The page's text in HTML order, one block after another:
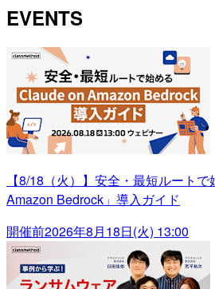
EVENTS
【8/18（火）】安全・最短ルート
Amazon Bedrock」導入ガイド
開催前2026年8月18日(火) 13:00